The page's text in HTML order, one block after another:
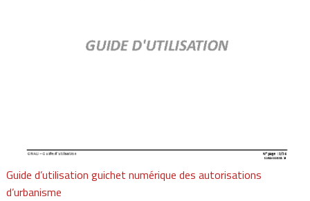
Guide d’utilisation guichet numérique des autorisations
d’urbanisme